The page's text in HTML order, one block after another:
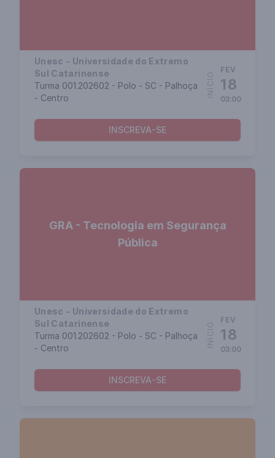
Unesc - Universidade do Extremo
Sul Catarinense
Turma 001.202602 - Polo - SC - Palhoça
- Centro
INÍCIO
FEV
18
03:00
INSCREVA-SE
GRA - Tecnologia em Segurança
Pública
Unesc - Universidade do Extremo
Sul Catarinense
Turma 001.202602 - Polo - SC - Palhoça
- Centro
INÍCIO
FEV
18
03:00
INSCREVA-SE